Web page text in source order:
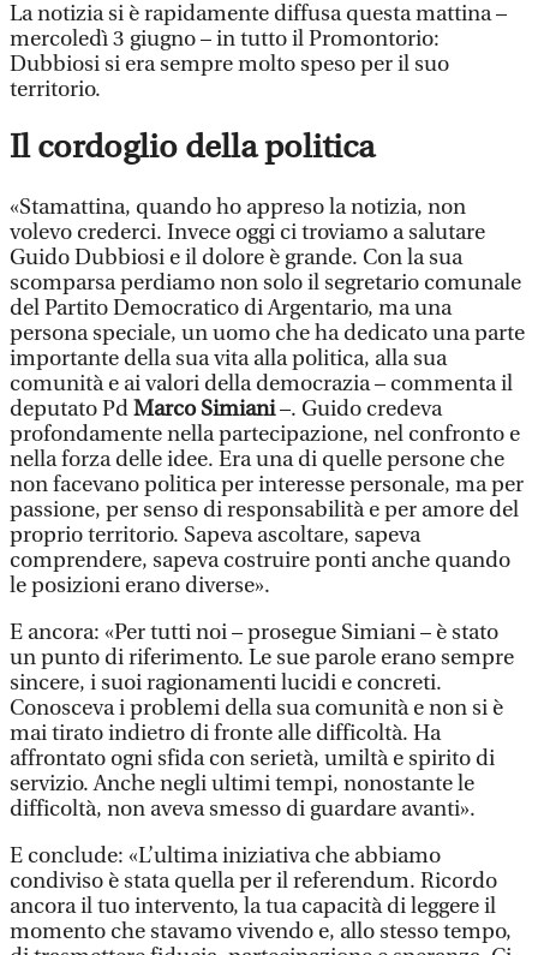
La notizia si è rapidamente diffusa questa mattina –
mercoledì 3 giugno – in tutto il Promontorio:
Dubbiosi si era sempre molto speso per il suo
territorio.
Il cordoglio della politica
«Stamattina, quando ho appreso la notizia, non
volevo crederci. Invece oggi ci troviamo a salutare
Guido Dubbiosi e il dolore è grande. Con la sua
scomparsa perdiamo non solo il segretario comunale
del Partito Democratico di Argentario, ma una
persona speciale, un uomo che ha dedicato una parte
importante della sua vita alla politica, alla sua
comunità e ai valori della democrazia – commenta il
deputato PdMarco Simiani–. Guido credeva
profondamente nella partecipazione, nel confronto e
nella forza delle idee. Era una di quelle persone che
non facevano politica per interesse personale, ma per
passione, per senso di responsabilità e per amore del
proprio territorio. Sapeva ascoltare, sapeva
comprendere, sapeva costruire ponti anche quando
le posizioni erano diverse».
E ancora: «Per tutti noi – prosegue Simiani – è stato
un punto di riferimento. Le sue parole erano sempre
sincere, i suoi ragionamenti lucidi e concreti.
Conosceva i problemi della sua comunità e non si è
mai tirato indietro di fronte alle difficoltà. Ha
affrontato ogni sfida con serietà, umiltà e spirito di
servizio. Anche negli ultimi tempi, nonostante le
difficoltà, non aveva smesso di guardare avanti».
E conclude: «L’ultima iniziativa che abbiamo
condiviso è stata quella per il referendum. Ricordo
ancora il tuo intervento, la tua capacità di leggere il
momento che stavamo vivendo e, allo stesso tempo,